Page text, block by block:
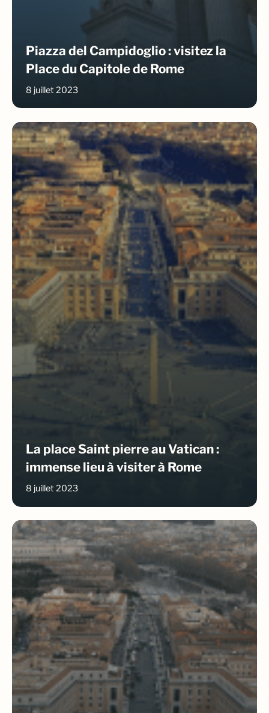
Piazza del Campidoglio : visitez la
Place du Capitole de Rome
8 juillet 2023
La place Saint pierre au Vatican :
immense lieu à visiter à Rome
8 juillet 2023